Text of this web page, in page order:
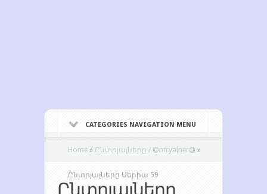
CATEGORIES NAVIGATION MENU
Home » Ընտրյալները / @ntryalner@ »
Ընտրյալները Սերիա 59
Ընտրյալները